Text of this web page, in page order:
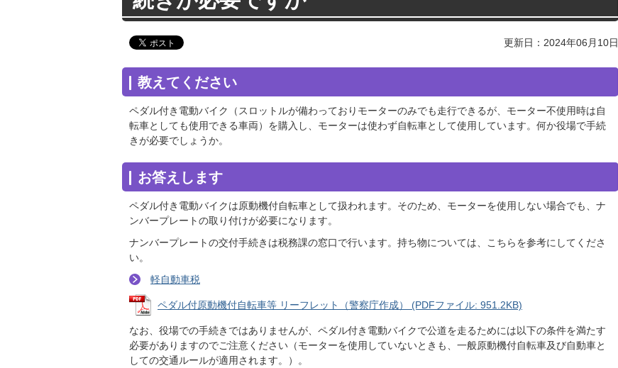
更新日：2024年06月10日
教えてください
ペダル付き電動バイク（スロットルが備わっておりモーターのみでも走行できるが、モーター不使用時は自
転車としても使用できる車両）を購入し、モーターは使わず自転車として使用しています。何か役場で手続
きが必要でしょうか。
お答えします
ペダル付き電動バイクは原動機付自転車として扱われます。そのため、モーターを使用しない場合でも、ナ
ンバープレートの取り付けが必要になります。
ナンバープレートの交付手続きは税務課の窓口で行います。持ち物については、こちらを参考にしてくださ
い。
軽自動車税
ペダル付原動機付自転車等 リーフレット（警察庁作成） (PDFファイル: 951.2KB)
なお、役場での手続きではありませんが、ペダル付き電動バイクで公道を走るためには以下の条件を満たす
必要がありますのでご注意ください（モーターを使用していないときも、一般原動機付自転車及び自動車と
しての交通ルールが適用されます。）。